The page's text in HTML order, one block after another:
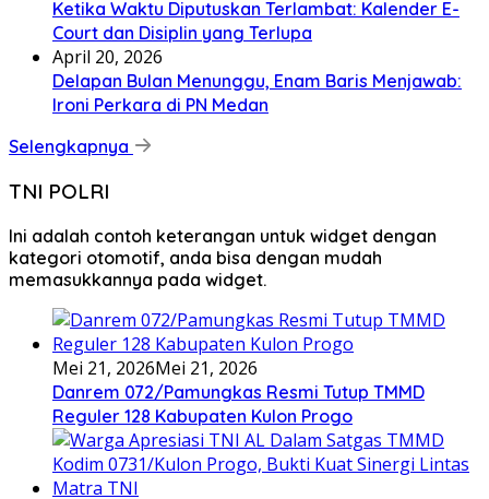
Ketika Waktu Diputuskan Terlambat: Kalender E-
Court dan Disiplin yang Terlupa
April 20, 2026
Delapan Bulan Menunggu, Enam Baris Menjawab:
Ironi Perkara di PN Medan
Selengkapnya
TNI POLRI
Ini adalah contoh keterangan untuk widget dengan
kategori otomotif, anda bisa dengan mudah
memasukkannya pada widget.
Mei 21, 2026Mei 21, 2026
Danrem 072/Pamungkas Resmi Tutup TMMD
Reguler 128 Kabupaten Kulon Progo